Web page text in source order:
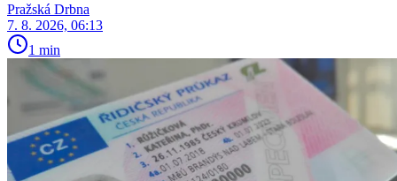
Pražská Drbna
7. 8. 2026, 06:13
1 min